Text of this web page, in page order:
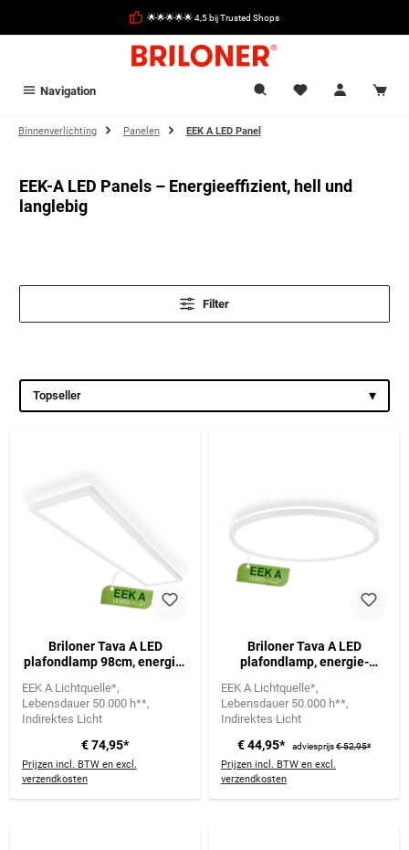
🌟🌟🌟🌟🌟 4,5 bij Trusted Shops
Navigation
Binnenverlichting Panelen EEK A LED Panel
EEK-A LED Panels – Energieeffizient, hell und
langlebig
Filter
Topseller ▾
Briloner Tava A LED
plafondlamp 98cm, energie-
EEK A Lichtquelle*
Lebensdauer 50.000 h**
Indirektes Licht
€ 74,95*
Prijzen incl. BTW en excl.
verzendkosten
Briloner Tava A LED
plafondlamp, energie-
EEK A Lichtquelle*
Lebensdauer 50.000 h**
Indirektes Licht
€ 44,95* adviesprijs€ 52,95*
Prijzen incl. BTW en excl.
verzendkosten